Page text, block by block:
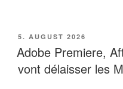
VERÖFFENTLICHT
AM
5. AUGUST 2026
Adobe Premiere,
vont délaisser les